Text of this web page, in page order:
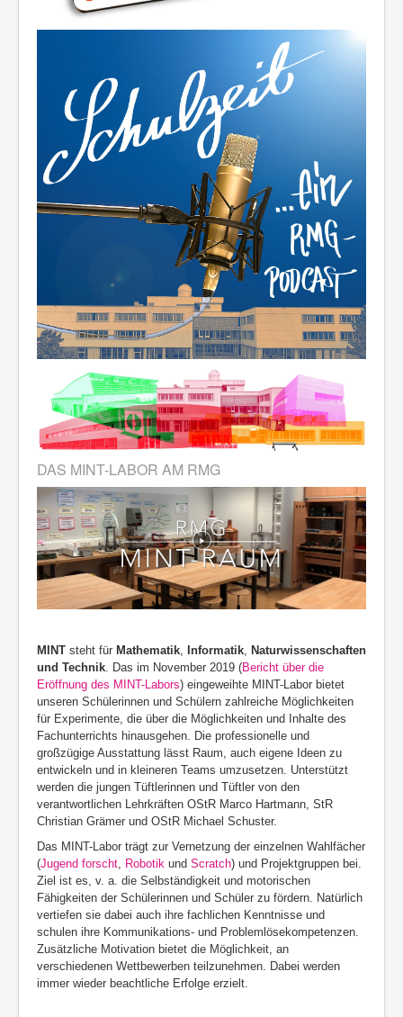
DAS MINT-LABOR AM RMG
MINT steht für Mathematik, Informatik, Naturwissenschaften
und Technik. Das im November 2019 (Bericht über die
Eröffnung des MINT-Labors) eingeweihte MINT-Labor bietet
unseren Schülerinnen und Schülern zahlreiche Möglichkeiten
für Experimente, die über die Möglichkeiten und Inhalte des
Fachunterrichts hinausgehen. Die professionelle und
großzügige Ausstattung lässt Raum, auch eigene Ideen zu
entwickeln und in kleineren Teams umzusetzen. Unterstützt
werden die jungen Tüftlerinnen und Tüftler von den
verantwortlichen Lehrkräften OStR Marco Hartmann, StR
Christian Grämer und OStR Michael Schuster.
Das MINT-Labor trägt zur Vernetzung der einzelnen Wahlfächer
(Jugend forscht, Robotik und Scratch) und Projektgruppen bei.
Ziel ist es, v. a. die Selbständigkeit und motorischen
Fähigkeiten der Schülerinnen und Schüler zu fördern. Natürlich
vertiefen sie dabei auch ihre fachlichen Kenntnisse und
schulen ihre Kommunikations- und Problemlösekompetenzen.
Zusätzliche Motivation bietet die Möglichkeit, an
verschiedenen Wettbewerben teilzunehmen. Dabei werden
immer wieder beachtliche Erfolge erzielt.